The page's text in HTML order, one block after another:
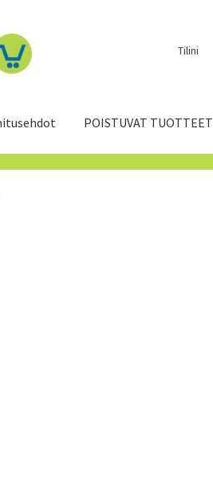
Tilini
POISTUVAT TUOTTEET